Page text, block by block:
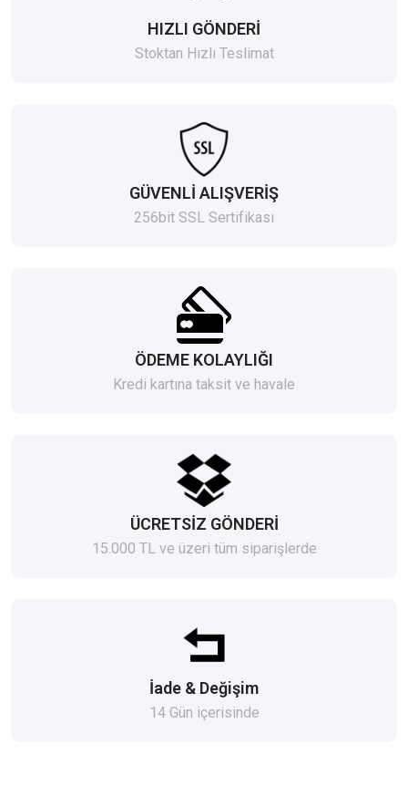
HIZLI GÖNDERİ
Stoktan Hızlı Teslimat
GÜVENLİ ALIŞVERİŞ
256bit SSL Sertifikası
ÖDEME KOLAYLIĞI
Kredi kartına taksit ve havale
ÜCRETSİZ GÖNDERİ
15.000 TL ve üzeri tüm siparişlerde
İade & Değişim
14 Gün içerisinde